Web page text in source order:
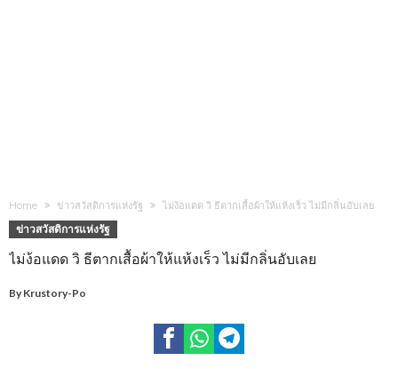
Home ข่าวสวัสดิการแห่งรัฐ ไม่ง้อแดด วิ ธีตากเสื้อผ้าให้แห้งเร็ว ไม่มีกลิ่นอับเลย
ข่าวสวัสดิการแห่งรัฐ
ไม่ง้อแดด วิ ธีตากเสื้อผ้าให้แห้งเร็ว ไม่มีกลิ่นอับเลย
By Krustory-Po